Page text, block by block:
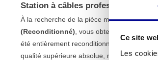
Ce site
Les
Station à câbles professionnel
À la recherche de la pièce maîtresse de
(Reconditionné) , vous obtenez une
été entièrement reconditionné et testé de
qualité supérieure absolue, mais à un prix